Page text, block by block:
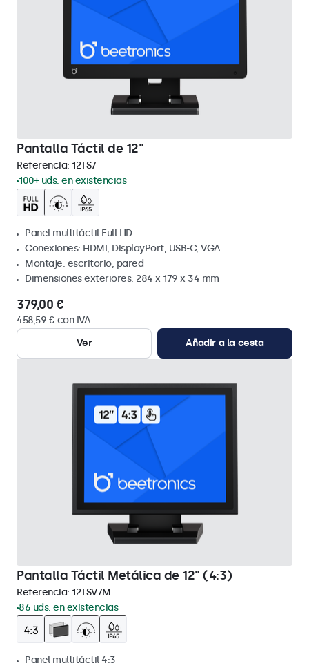
Pantalla Táctil de 12"
Referencia: 12TS7
100+ uds. en existencias
Panel multitáctil Full HD
Conexiones: HDMI, DisplayPort, USB-C, VGA
Montaje: escritorio, pared
Dimensiones exteriores: 284 x 179 x 34 mm
379,00 €
458,59 € con IVA
Ver
Añadir a la cesta
Pantalla Táctil Metálica de 12" (4:3)
Referencia: 12TSV7M
86 uds. en existencias
Panel multitáctil 4:3